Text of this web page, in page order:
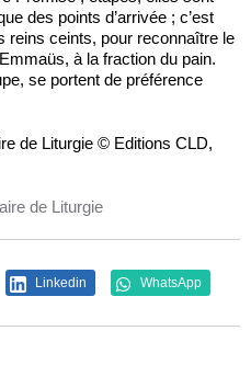
des points d’arrivée ; c’est
reins ceints, pour reconnaître le
à la fraction du pain.
se portent de préférence
de Liturgie © Editions CLD,
de Liturgie
Linkedin WhatsApp